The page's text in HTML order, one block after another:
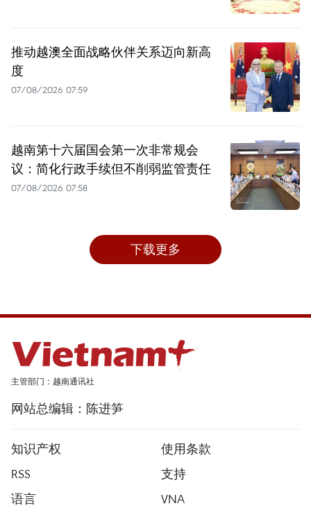
推动越澳全面战略伙伴关系迈向新高
度
07/08/2026 07:59
越南第十六届国会第一次非常规会
议：简化行政手续但不削弱监管责任
07/08/2026 07:58
下载更多
主管部门：越南通讯社
网站总编辑：陈进笋
知识产权
使用条款
RSS
支持
语言
VNA